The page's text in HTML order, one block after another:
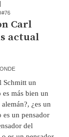
Carl
actual
Schmitt un
es más bien un
¿es un
es un pensador
del